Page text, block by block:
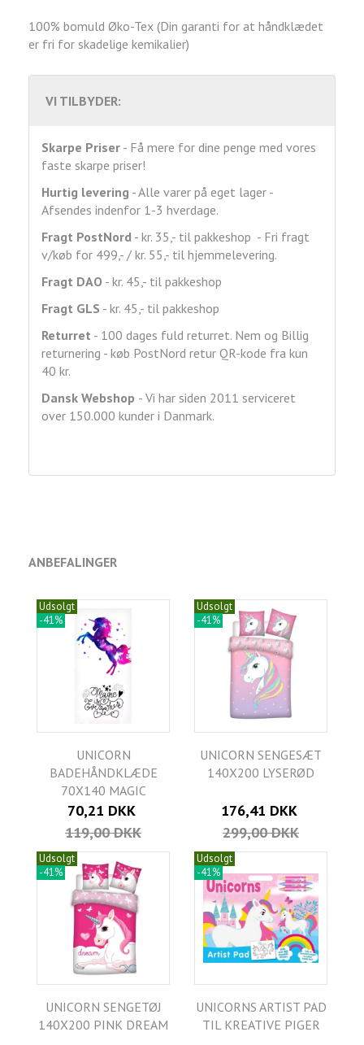
100% bomuld Øko-Tex (Din garanti for at håndklædet
er fri for skadelige kemikalier)
VI TILBYDER:
Skarpe Priser - Få mere for dine penge med vores
faste skarpe priser!
Hurtig levering - Alle varer på eget lager -
Afsendes indenfor 1-3 hverdage.
Fragt PostNord - kr. 35,- til pakkeshop - Fri fragt
v/køb for 499,- / kr. 55,- til hjemmelevering.
Fragt DAO - kr. 45,- til pakkeshop
Fragt GLS - kr. 45,- til pakkeshop
Returret - 100 dages fuld returret. Nem og Billig
returnering - køb PostNord retur QR-kode fra kun
40 kr.
Dansk Webshop - Vi har siden 2011 serviceret
over 150.000 kunder i Danmark.
ANBEFALINGER
Udsolgt
-41%
UNICORN
BADEHÅNDKLÆDE
70X140 MAGIC
70,21 DKK
119,00 DKK
Udsolgt
-41%
UNICORN SENGESÆT
140X200 LYSERØD
176,41 DKK
299,00 DKK
Udsolgt
-41%
UNICORN SENGETØJ
140X200 PINK DREAM
Udsolgt
-41%
UNICORNS ARTIST PAD
TIL KREATIVE PIGER